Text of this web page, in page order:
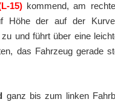
15)kommend, am
Höhe der auf der
und führt über eine
das Fahrzeug gerade
ganz bis zum linken